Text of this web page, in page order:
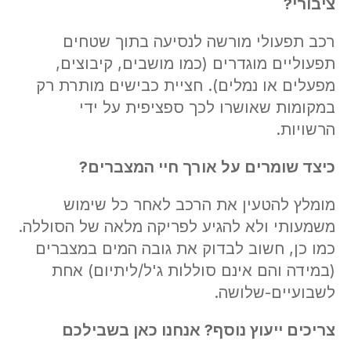
ציבורי?
רכב תפעולי מורשה לנסיעה בתוך שטחים
תפעוליים מוגדרים (כמו מושבים, קיבוצים,
מפעלים או נמלים). חציית כבישים מותרת רק
במקומות שאושרו לכך ספציפית על ידי
הרשויות.
כיצד שומרים על אורך חיי המצברים?
מומלץ להטעין את הרכב לאחר כל שימוש
משמעותי ולא להגיע לפריקה מלאה של הסוללה.
כמו כן, חשוב לבדוק את גובה המים במצברים
(במידה והם אינם סוללות ג'ל/ליתיום) אחת
לשבועיים-שלושה.
צריכים ייעוץ נוסף? אנחנו כאן בשבילכם